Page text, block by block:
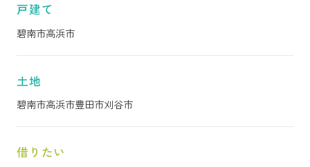
戸建て
碧南市高浜市
土地
碧南市高浜市豊田市刈谷市
借りたい